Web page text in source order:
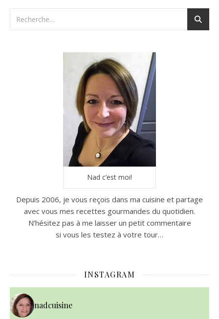
Nad c’est moi!
Depuis 2006, je vous reçois dans ma cuisine et partage
avec vous mes recettes gourmandes du quotidien.
N’hésitez pas à me laisser un petit commentaire
si vous les testez à votre tour…
INSTAGRAM
nadcuisine